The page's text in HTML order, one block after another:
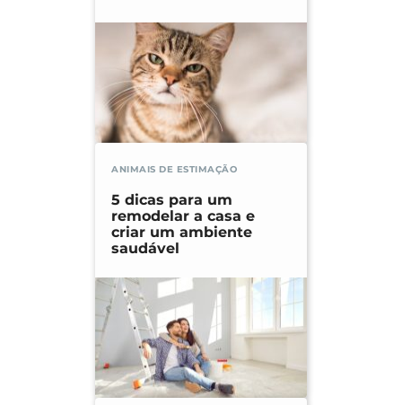
ANIMAIS DE ESTIMAÇÃO
5 dicas para um
remodelar a casa e
criar um ambiente
saudável